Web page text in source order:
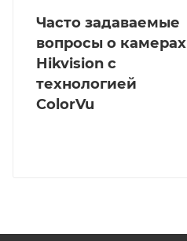
Часто задаваемые
вопросы о камерах
Hikvision с
технологией
ColorVu